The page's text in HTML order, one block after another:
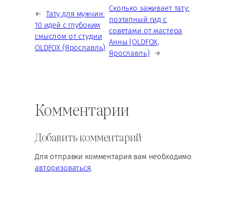
← Тату для мужчин:
10 идей с глубоким
смыслом от студии
OLDFOX (Ярославль)
Сколько заживает тату:
поэтапный гид с
советами от мастера
Анны (OLDFOX,
Ярославль)
→
Комментарии
Добавить комментарий
Для отправки комментария вам необходимо
авторизоваться.